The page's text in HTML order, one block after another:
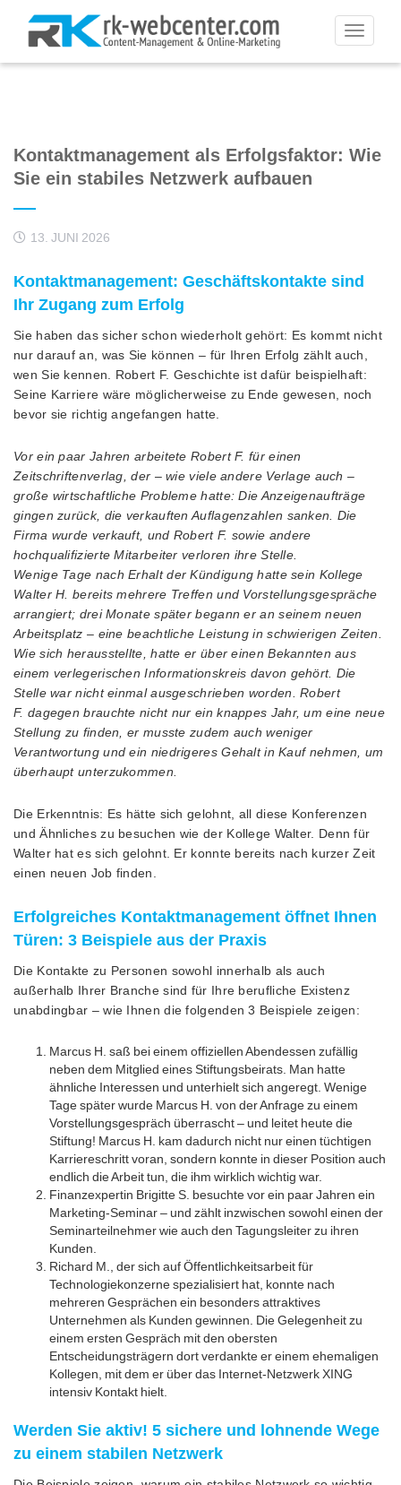
Toggle
Kontaktmanagement als Erfolgsfaktor: Wie
Sie ein stabiles Netzwerk aufbauen
13. JUNI 2026
Kontaktmanagement: Geschäftskontakte sind
Ihr Zugang zum Erfolg
Sie haben das sicher schon wiederholt gehört: Es kommt nicht
nur darauf an, was Sie können – für Ihren Erfolg zählt auch,
wen Sie kennen. Robert F. Geschichte ist dafür beispielhaft:
Seine Karriere wäre möglicherweise zu Ende gewesen, noch
bevor sie richtig angefangen hatte.
Vor ein paar Jahren arbeitete Robert F. für einen
Zeitschriftenverlag, der – wie viele andere Verlage auch –
große wirtschaftliche Probleme hatte: Die Anzeigenaufträge
gingen zurück, die verkauften Auflagenzahlen sanken. Die
Firma wurde verkauft, und Robert F. sowie andere
hochqualifizierte Mitarbeiter verloren ihre Stelle.
Wenige Tage nach Erhalt der Kündigung hatte sein Kollege
Walter H. bereits mehrere Treffen und Vorstellungsgespräche
arrangiert; drei Monate später begann er an seinem neuen
Arbeitsplatz – eine beachtliche Leistung in schwierigen Zeiten.
Wie sich herausstellte, hatte er über einen Bekannten aus
einem verlegerischen Informationskreis davon gehört. Die
Stelle war nicht einmal ausgeschrieben worden. Robert
F. dagegen brauchte nicht nur ein knappes Jahr, um eine neue
Stellung zu finden, er musste zudem auch weniger
Verantwortung und ein niedrigeres Gehalt in Kauf nehmen, um
überhaupt unterzukommen.
Die Erkenntnis: Es hätte sich gelohnt, all diese Konferenzen
und Ähnliches zu besuchen wie der Kollege Walter. Denn für
Walter hat es sich gelohnt. Er konnte bereits nach kurzer Zeit
einen neuen Job finden.
Erfolgreiches Kontaktmanagement öffnet Ihnen
Türen: 3 Beispiele aus der Praxis
Die Kontakte zu Personen sowohl innerhalb als auch
außerhalb Ihrer Branche sind für Ihre berufliche Existenz
unabdingbar – wie Ihnen die folgenden 3 Beispiele zeigen:
Marcus H. saß bei einem offiziellen Abendessen zufällig
neben dem Mitglied eines Stiftungsbeirats. Man hatte
ähnliche Interessen und unterhielt sich angeregt. Wenige
Tage später wurde Marcus H. von der Anfrage zu einem
Vorstellungsgespräch überrascht – und leitet heute die
Stiftung! Marcus H. kam dadurch nicht nur einen tüchtigen
Karriereschritt voran, sondern konnte in dieser Position auch
endlich die Arbeit tun, die ihm wirklich wichtig war.
Finanzexpertin Brigitte S. besuchte vor ein paar Jahren ein
Marketing-Seminar – und zählt inzwischen sowohl einen der
Seminarteilnehmer wie auch den Tagungsleiter zu ihren
Kunden.
Richard M., der sich auf Öffentlichkeitsarbeit für
Technologiekonzerne spezialisiert hat, konnte nach
mehreren Gesprächen ein besonders attraktives
Unternehmen als Kunden gewinnen. Die Gelegenheit zu
einem ersten Gespräch mit den obersten
Entscheidungsträgern dort verdankte er einem ehemaligen
Kollegen, mit dem er über das Internet-Netzwerk XING
intensiv Kontakt hielt.
Werden Sie aktiv! 5 sichere und lohnende Wege
zu einem stabilen Netzwerk